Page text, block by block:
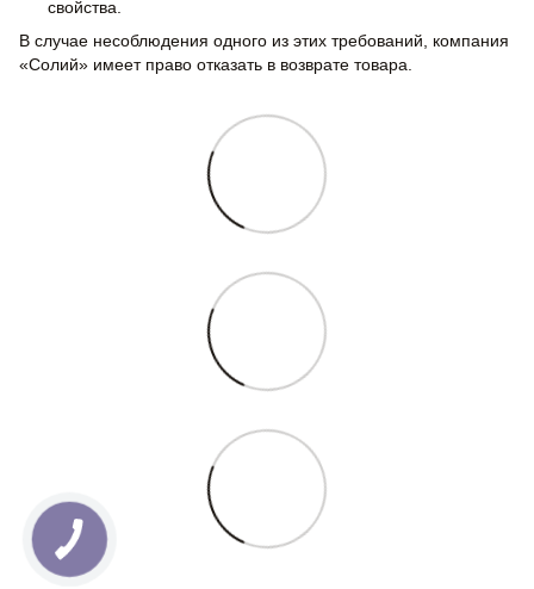
свойства.
В случае несоблюдения одного из этих требований, компания
«Солий» имеет право отказать в возврате товара.